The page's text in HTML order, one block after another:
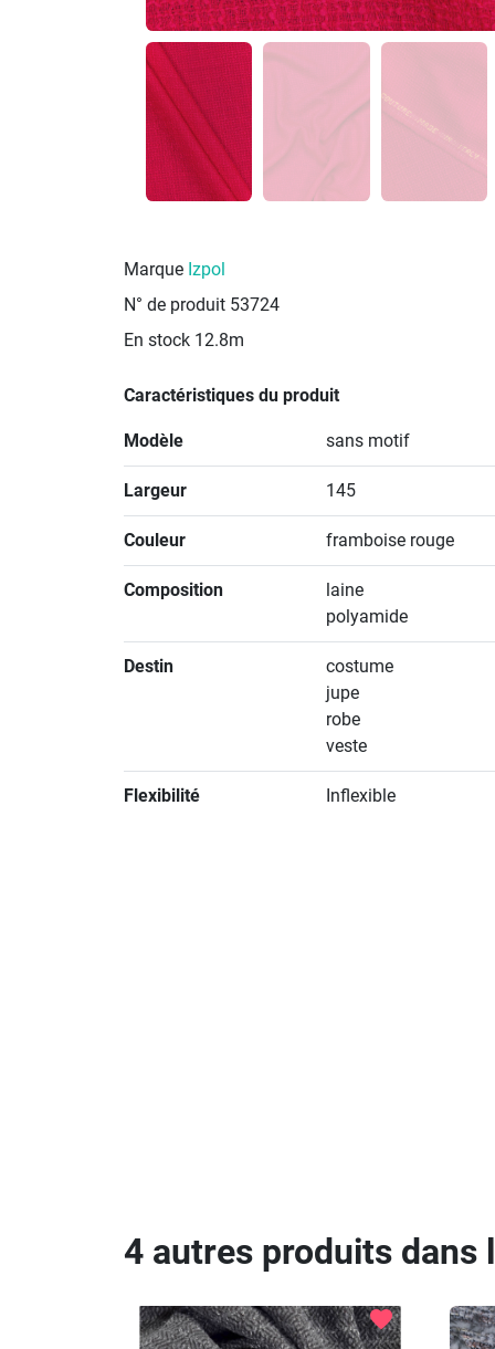
Marque Izpol
N° de produit 53724
En stock 12.8m
Caractéristiques du produit
Modèle sans motif
Largeur 145
Couleur framboise rouge
Composition
laine
polyamide
Destin
costume
jupe
robe
veste
Flexibilité Inflexible
4 autres produits dans
favorite